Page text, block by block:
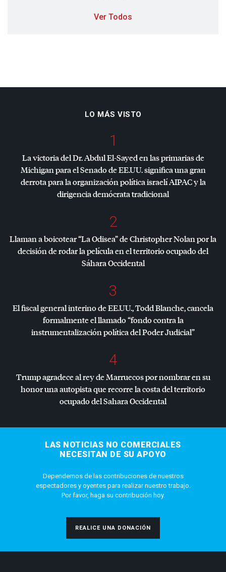
Ver Todos
LO MÁS VISTO
1
La victoria del Dr. Abdul El-Sayed en las primarias de
Michigan para el Senado de EE.UU. significa una gran
derrota para la organización política israelíAIPACy la
dirigencia demócrata tradicional
2
Llaman a boicotear “La Odisea” de Christopher Nolan por la
decisión de rodar la película en el territorio ocupado del
Sáhara Occidental
3
El fiscal general interino de EE.UU., Todd Blanche, cancela
formalmente el llamado “fondo contra la
instrumentalización política del Poder Judicial”
4
Trump agradece al rey de Marruecos por nombrar en su
honor una autopista que recorre la costa del territorio
ocupado del Sahara Occidental
LAS NOTICIAS NO COMERCIALES
NECESITAN DE SU APOYO
Dependemos de las contribuciones de nuestros
espectadores y oyentes para realizar nuestro trabajo.
Por favor, haga su contribución hoy.
REALICE UNA DONACIÓN